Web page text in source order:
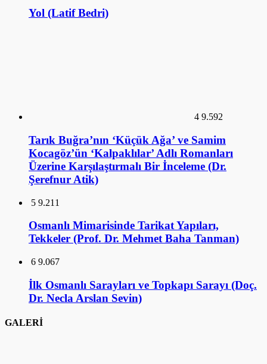
Yol (Latif Bedri)
Osmanlı Mimarisinde Tarikat Yapıları,
Tekkeler (Prof. Dr. Mehmet Baha Tanman)
69.067
İlk Osmanlı Sarayları ve Topkapı Sarayı (Doç.
GALERİ
1
Banksy (Duvar Resimleri)